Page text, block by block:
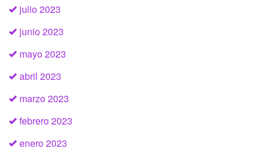
julio 2023
junio 2023
mayo 2023
abril 2023
marzo 2023
febrero 2023
enero 2023